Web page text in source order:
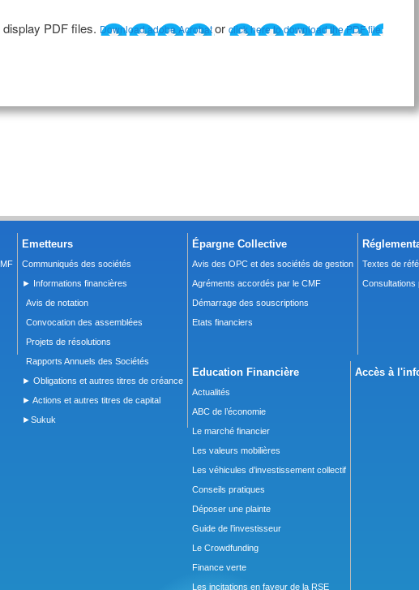
PDF files. Download adobe Acrobator click here to download the PDF file.
Emetteurs
Communiqués des sociétés
► Informations financières
Avis de notation
Convocation des assemblées
Projets de résolutions
Rapports Annuels des Sociétés
► Obligations et autres titres de créance
► Actions et autres titres de capital
►Sukuk
Épargne Collective
Avis des OPC et des sociétés de gestion
Agréments accordés par le CMF
Démarrage des souscriptions
Etats financiers
Textes de
Consultations
Education Financière
Actualités
ABC de l’économie
Le marché financier
Les valeurs mobilières
Les véhicules d’investissement collectif
Conseils pratiques
Déposer une plainte
Guide de l’investisseur
Le Crowdfunding
Finance verte
Les incitations en faveur de la RSE
Accès à